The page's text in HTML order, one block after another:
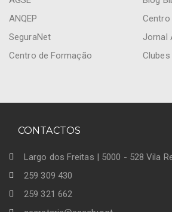
ANQEP
SeguraNet
Centro de Formação
Centro
Jornal
Clubes
CONTACTOS
Largo dos Freitas | 5000 - 528 Vila
259 309 430
259 321 662